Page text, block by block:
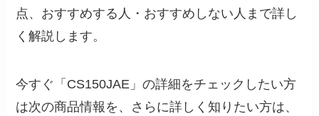
点、おすすめする人・おすすめしない人まで詳し
く解説します。
今すぐ「CS150JAE」の詳細をチェックしたい方
は次の商品情報を、さらに詳しく知りたい方は、